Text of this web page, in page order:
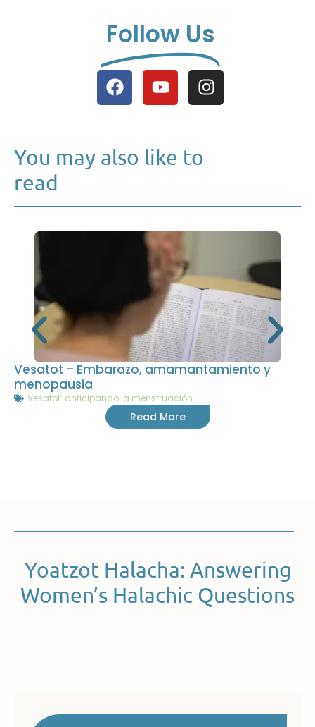
Follow Us
You may also like to
read
Vesatot – Embarazo, amamantamiento y
menopausia
Vesatot: anticipando la menstruación
Read More
Yoatzot Halacha: Answering
Women’s Halachic Questions